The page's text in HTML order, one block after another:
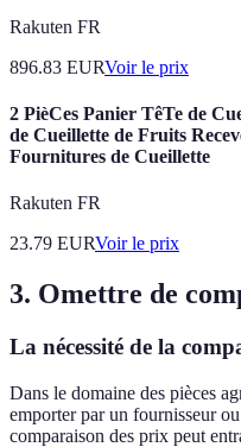
Rakuten FR
896.83 EURVoir le prix
2 PièCes Panier TêTe de
de Cueillette de Fruits
Fournitures de Cueillette
Rakuten FR
23.79 EURVoir le prix
3. Omettre de
La nécessité de la
Dans le domaine des pièces
emporter par un fournisseur
comparaison des prix peut